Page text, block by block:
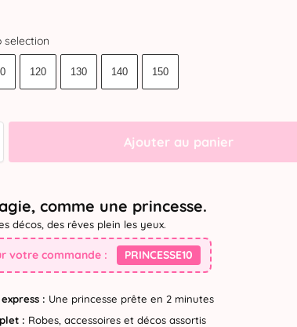
selection
120 130 140 150
Ajouter au panier
comme une princesse.
décos, des rêves plein les yeux.
votre commande : PRINCESSE10
: Une princesse prête en 2 minutes
: Robes, accessoires et décos assortis